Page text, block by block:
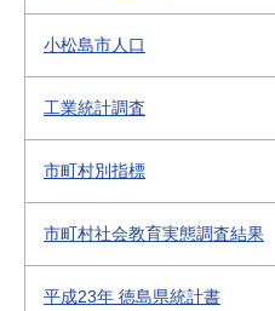
小松島市人口
工業統計調査
市町村別指標
市町村社会教育実態調査結果
平成23年 徳島県統計書